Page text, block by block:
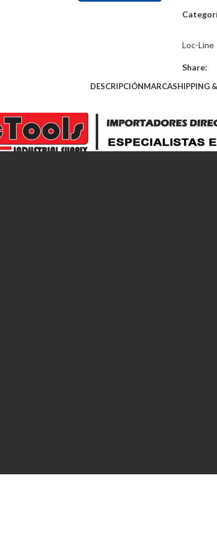
Loc-Line
Share:
DESCRIPCIÓNMARCASHIPPING